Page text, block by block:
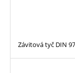
Závitová tyč DIN